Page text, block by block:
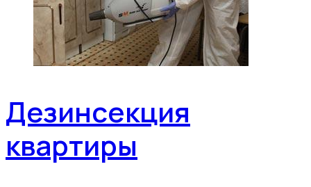
Дезинсекция
квартиры